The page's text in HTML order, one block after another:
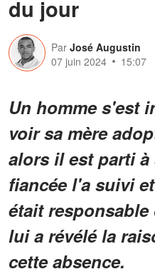
du jour
Par José Augustin
07 juin 2024
15:07
Un homme s'est
voir sa mère
alors il est parti à
fiancée l'a suivi
était
lui a révélé la
cette absence.